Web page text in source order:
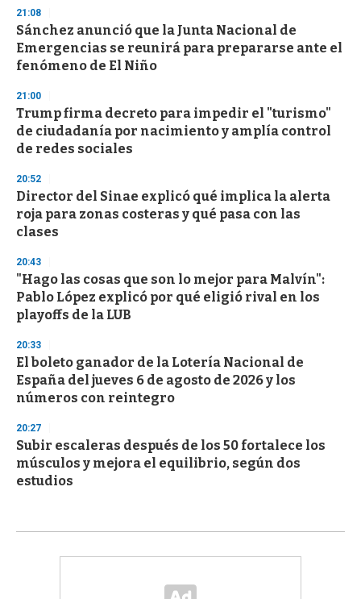
d
s
21:08
Sánchez anunció que la Junta Nacional de
Emergencias se reunirá para prepararse ante el
fenómeno de El Niño
21:00
Trump firma decreto para impedir el "turismo"
de ciudadanía por nacimiento y amplía control
de redes sociales
20:52
Director del Sinae explicó qué implica la alerta
roja para zonas costeras y qué pasa con las
clases
20:43
"Hago las cosas que son lo mejor para Malvín":
Pablo López explicó por qué eligió rival en los
playoffs de la LUB
20:33
El boleto ganador de la Lotería Nacional de
España del jueves 6 de agosto de 2026 y los
números con reintegro
20:27
Subir escaleras después de los 50 fortalece los
músculos y mejora el equilibrio, según dos
estudios